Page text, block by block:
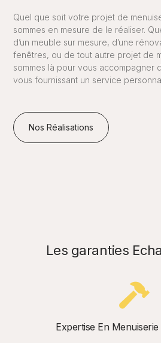
Quel que soit votre projet de
sommes en mesure de le réaliser.
d’un meuble sur mesure, d’une
fenêtres, ou de tout autre projet de
sommes là pour vous accompagner
vous fournissant un service
Nos Réalisations
Les garanties
Expertise En